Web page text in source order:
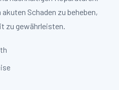
Schaden zu beheben,
zu gewährleisten.